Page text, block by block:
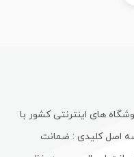
های اینترنتی کشور با
اصل کلیدی : ضمانت